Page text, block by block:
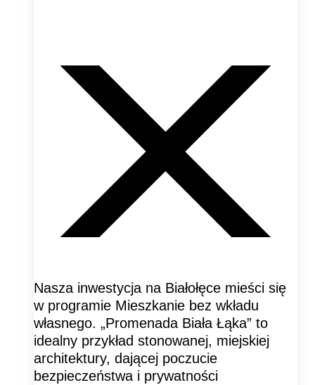
Nasza inwestycja na Białołęce mieści się
w programie Mieszkanie bez wkładu
własnego. „Promenada Biała Łąka” to
idealny przykład stonowanej, miejskiej
architektury, dającej poczucie
bezpieczeństwa i prywatności